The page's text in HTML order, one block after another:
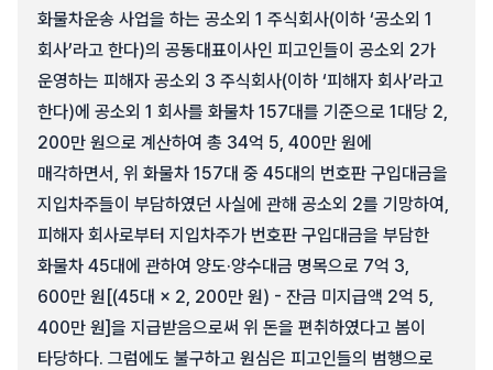
화물차운송 사업을 하는 공소외 1 주식회사(이하 ‘공소외 1
회사’라고 한다)의 공동대표이사인 피고인들이 공소외 2가
운영하는 피해자 공소외 3 주식회사(이하 ‘피해자 회사’라고
한다)에 공소외 1 회사를 화물차 157대를 기준으로 1대당 2,
200만 원으로 계산하여 총 34억 5, 400만 원에
매각하면서, 위 화물차 157대 중 45대의 번호판 구입대금을
지입차주들이 부담하였던 사실에 관해 공소외 2를 기망하여,
피해자 회사로부터 지입차주가 번호판 구입대금을 부담한
화물차 45대에 관하여 양도·양수대금 명목으로 7억 3,
600만 원[(45대 × 2, 200만 원) - 잔금 미지급액 2억 5,
400만 원]을 지급받음으로써 위 돈을 편취하였다고 봄이
타당하다. 그럼에도 불구하고 원심은 피고인들의 범행으로